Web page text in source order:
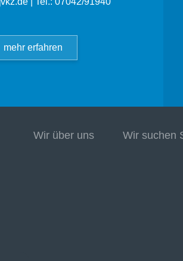
mehr erfahren
Wir über uns Wir suchen